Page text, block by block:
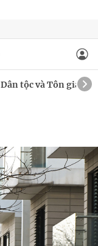
Dân tộc và Tôn giáo